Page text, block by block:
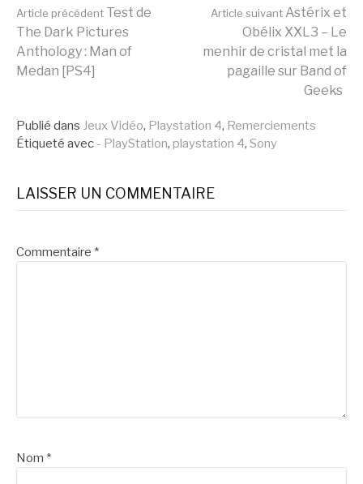
Lire
la
suite
Article précédent Test de
The Dark Pictures
Anthology : Man of
Medan [PS4]
Article suivant Astérix et
Obélix XXL3 – Le
menhir de cristal met la
pagaille sur Band of
Geeks
Publié dans Jeux Vidéo, Playstation 4, Remerciements
Étiqueté avec - PlayStation, playstation 4, Sony
LAISSER UN COMMENTAIRE
Commentaire *
Nom *